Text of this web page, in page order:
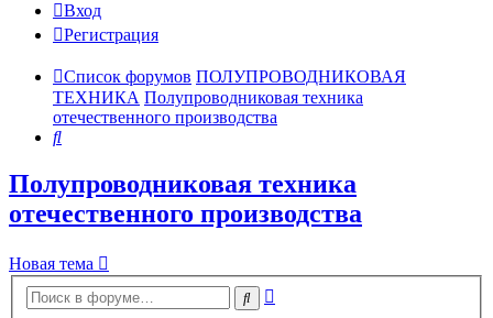
Вход
Регистрация
Список форумов ПОЛУПРОВОДНИКОВАЯ
ТЕХНИКА Полупроводниковая техника
отечественного производства
Поиск
Полупроводниковая техника
отечественного производства
Новая тема
Поиск